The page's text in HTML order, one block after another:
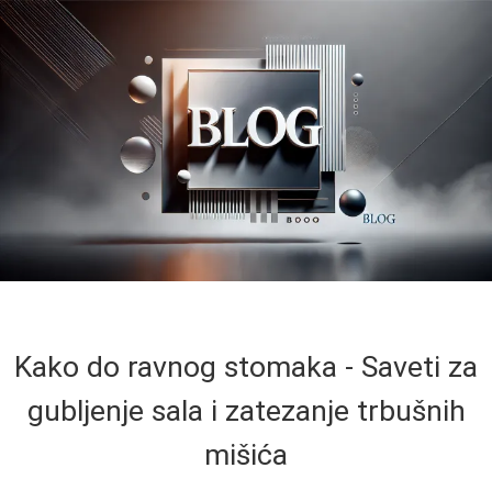
Kako do ravnog stomaka - Saveti za
gubljenje sala i zatezanje trbušnih
mišića